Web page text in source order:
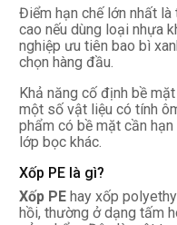
Điểm hạn chế lớn nhất
cao nếu dùng loại nhựa
nghiệp ưu tiên bao bì
chọn hàng đầu.
Khả năng cố định bề
một số vật liệu có tính
phẩm có bề mặt cần
lớp bọc khác.
Xốp PE là gì?
Xốp PE hay xốp
hồi, thường ở dạng tấm